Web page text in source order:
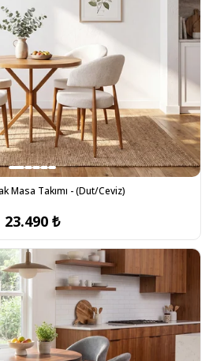
Masa Takımı - (Dut/Ceviz)
23.490 ₺